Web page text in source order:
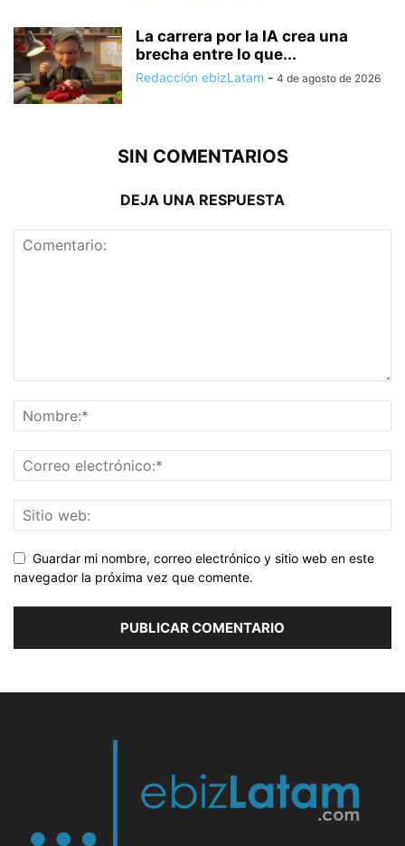
La carrera por la IA crea una
brecha entre lo que...
Redacción ebizLatam - 4 de agosto de 2026
SIN COMENTARIOS
DEJA UNA RESPUESTA
Guardar mi nombre, correo electrónico y sitio web en este
navegador la próxima vez que comente.